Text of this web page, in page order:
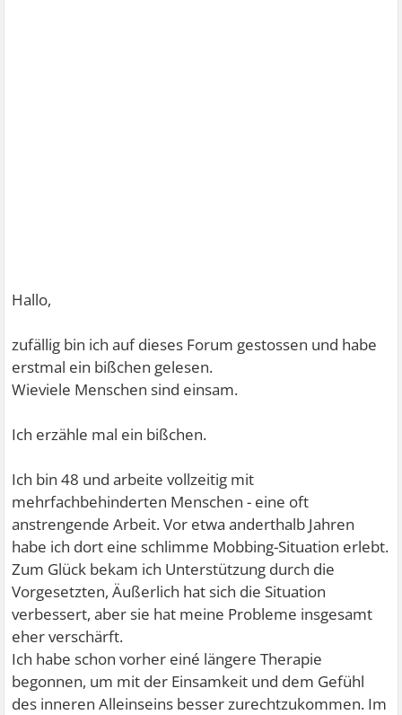
Hallo,
zufällig bin ich auf dieses Forum gestossen und habe
erstmal ein bißchen gelesen.
Wieviele Menschen sind einsam.
Ich erzähle mal ein bißchen.
Ich bin 48 und arbeite vollzeitig mit
mehrfachbehinderten Menschen - eine oft
anstrengende Arbeit. Vor etwa anderthalb Jahren
habe ich dort eine schlimme Mobbing-Situation erlebt.
Zum Glück bekam ich Unterstützung durch die
Vorgesetzten, Äußerlich hat sich die Situation
verbessert, aber sie hat meine Probleme insgesamt
eher verschärft.
Ich habe schon vorher einé längere Therapie
begonnen, um mit der Einsamkeit und dem Gefühl
des inneren Alleinseins besser zurechtzukommen. Im